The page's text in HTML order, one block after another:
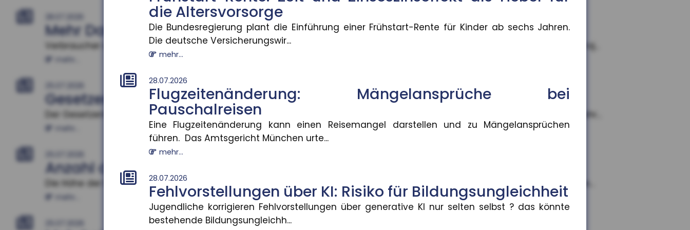
die Altersvorsorge
Die Bundesregierung plant die Einführung einer Frühstart-Rente für Kinder ab sechs Jahren.
Die deutsche Versicherungswir...
mehr...
28.07.2026
Flugzeitenänderung: Mängelansprüche bei
Pauschalreisen
Eine Flugzeitenänderung kann einen Reisemangel darstellen und zu Mängelansprüchen
führen. Das Amtsgericht München urte...
mehr...
28.07.2026
Fehlvorstellungen über KI: Risiko für Bildungsungleichheit
Jugendliche korrigieren Fehlvorstellungen über generative KI nur selten selbst ? das könnte
bestehende Bildungsungleichh...
Mehr Datensouveränität im Smart Home
Verbraucher sollen künftig selbst entscheiden können, welche Daten aus ihrem Smart Home sie teilen. Im Rahmen des Proj...
mehr...
Gesetzentwurf zur Frühstartrente
Der Gesetzentwurf zur Frühstartrente nimmt Formen an. Demnach sollen für jedes Kind vom sechsten bis zum 18. Lebensjahr...
mehr...
Anzahl der Versicherungsjahre sagt wenig über die Rentenhöhe aus
Die Höhe der Renten aus der gesetzlichen Rentenversicherung verteile sich von kleinen Renten bis hin zu sehr hohen Rente...
mehr...